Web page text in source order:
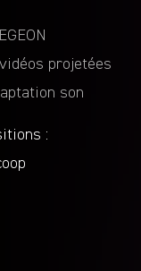
projetées
son
: